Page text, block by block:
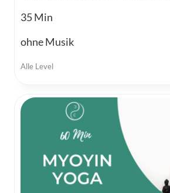
35
ohne Musik
Alle Level